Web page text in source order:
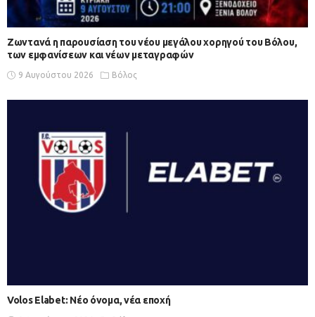
Zωντανά η παρουσίαση του νέου μεγάλου χορηγού του Βόλου,
των εμφανίσεων και νέων μεταγραφών
9 Αυγούστου 2026 Βόλος
Volos Elabet: Νέο όνομα, νέα εποχή